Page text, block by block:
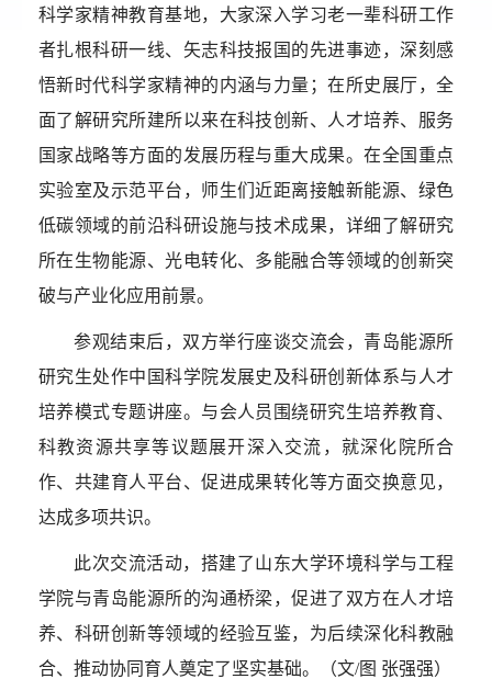
科学家精神教育基地，大家深入学习老一辈科研工作
者扎根科研一线、矢志科技报国的先进事迹，深刻感
悟新时代科学家精神的内涵与力量；在所史展厅，全
面了解研究所建所以来在科技创新、人才培养、服务
国家战略等方面的发展历程与重大成果。在全国重点
实验室及示范平台，师生们近距离接触新能源、绿色
低碳领域的前沿科研设施与技术成果，详细了解研究
所在生物能源、光电转化、多能融合等领域的创新突
破与产业化应用前景。
参观结束后，双方举行座谈交流会，青岛能源所
研究生处作中国科学院发展史及科研创新体系与人才
培养模式专题讲座。与会人员围绕研究生培养教育、
科教资源共享等议题展开深入交流，就深化院所合
作、共建育人平台、促进成果转化等方面交换意见，
达成多项共识。
此次交流活动，搭建了山东大学环境科学与工程
学院与青岛能源所的沟通桥梁，促进了双方在人才培
养、科研创新等领域的经验互鉴，为后续深化科教融
合、推动协同育人奠定了坚实基础。（文/图 张强强）